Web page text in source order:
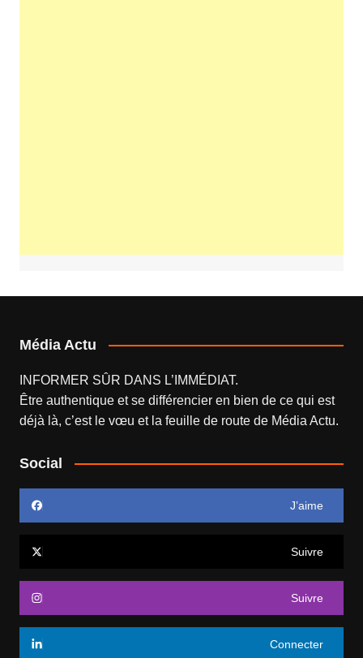
Média Actu
INFORMER SÛR DANS L’IMMÉDIAT.
Être authentique et se différencier en bien de ce qui est
déjà là, c’est le vœu et la feuille de route de Média Actu.
Social
J’aime
Suivre
Suivre
Connecter